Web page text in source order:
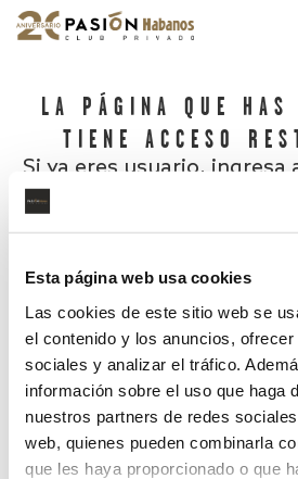
Esta página web usa cookies
Las cookies de este sitio web se
el contenido y los anuncios,
sociales y analizar el tráfico.
información sobre el uso que haga
nuestros partners de redes
web, quienes pueden combinarla
que les haya proporcionado o que
LA PÁGINA QUE HAS
TIENE ACCESO
Si ya eres usuario, ingresa
¿Has olvidado tu contraseña?